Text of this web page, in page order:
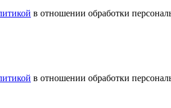
в отношении обработки
в отношении обработки